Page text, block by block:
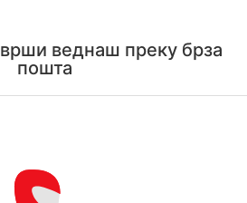
веднаш преку брза
пошта